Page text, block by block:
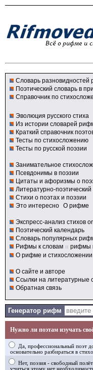
Словарь
Поэтический словарь в
Справочник по
Эволюция русского стиха
Из истории словарей
Краткий справочник
Тесты по стихосложению
Тесты по русской поэзии
Занимательное
Псевдонимы в поэзии
Цитаты и афоризмы о
Литературно-
Стихи о поэтах и поэзии
Это интересно О рифме
Экспресс-анализ стихов
Поэтический календарь
Словарь популярных
Рифмы к словам и рифмы
О рифме и стихосложении
О сайте и авторе
Ссылки на литературные
Обратная связь
Генератор рифм
Нужно ли поэтам изучать
Да, профессиональный поэт
основательно разбираться в
Нет, поэзия - свободный
учиться этому нет